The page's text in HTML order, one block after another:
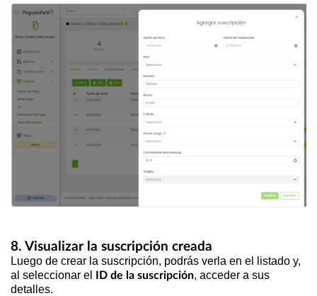
8. Visualizar la suscripción creada
Luego de crear la suscripción, podrás verla en el listado y,
al seleccionar el
ID de la suscripción, acceder a sus
detalles.